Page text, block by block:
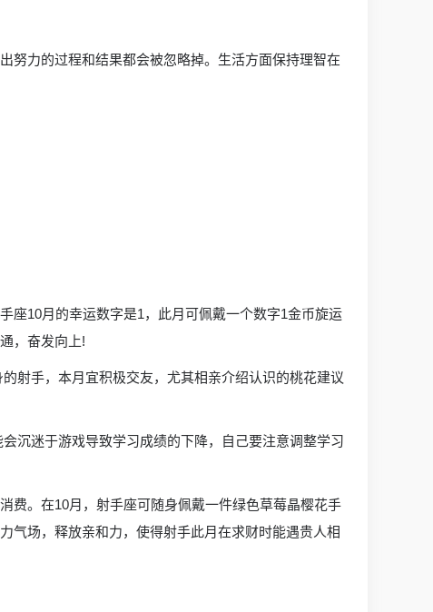
努力的过程和结果都会被忽略掉。生活方面保持理智在
座10月的幸运数字是1，此月可佩戴一个数字1金币旋运
，奋发向上!
射手，本月宜积极交友，尤其相亲介绍认识的桃花建议
沉迷于游戏导致学习成绩的下降，自己要注意调整学习
费。在10月，射手座可随身佩戴一件绿色草莓晶樱花手
气场，释放亲和力，使得射手此月在求财时能遇贵人相